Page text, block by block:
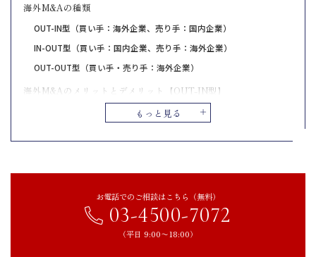
もっと見る
海外M&Aの種類
OUT-IN型（買い手：海外企業、売り手：国内企業）
IN-OUT型（買い手：国内企業、売り手：海外企業）
OUT-OUT型（買い手・売り手：海外企業）
海外M&Aのメリットとデメリット【OUT-IN型】
メリット：事業の成長や安定性につながる
海外M&Aのメリット・デメリット【IN-OUT型】
メリット：事業拡大や新規事業の立ち上げにかかる時間や手間を抑
メリット：事業規模の拡大と新たな収益の獲得が目指せる
お電話でのご相談はこちら（無料）
03-4500-7072
（平日 9:00〜18:00）